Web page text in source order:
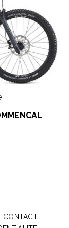
CONTACT